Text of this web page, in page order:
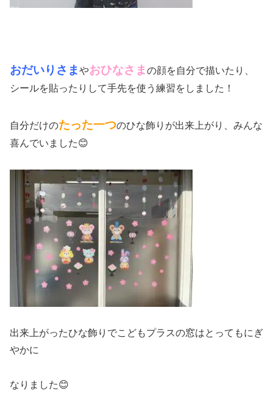
おだいりさまやおひなさまの顔を自分で描いたり、
シールを貼ったりして手先を使う練習をしました！
自分だけのたった一つのひな飾りが出来上がり、みんな
喜んでいました😊
出来上がったひな飾りでこどもプラスの窓はとってもにぎ
やかに
なりました😊